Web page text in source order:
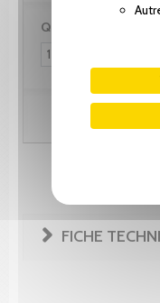
Quantité :
FICHE